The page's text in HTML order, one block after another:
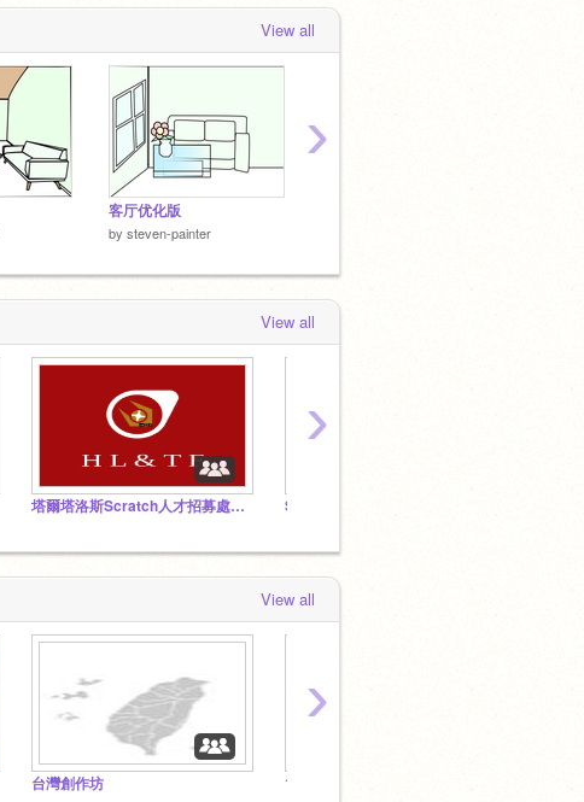
View all
客厅优化版
by steven-painter
›
View all
塔爾塔洛斯Scratch人才招募處(中文)
›
View all
台灣創作坊 150關 貓咪繪畫比賽
›